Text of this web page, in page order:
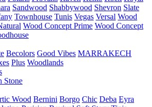
Sandwood Shabbywood Shevron Slate
Townhouse Tunis Vegas Versal Wood
Wood Concept Prime Wood Concept
Becolors Good Vibes MARRAKECH
Plus Woodlands
Stone
Wood Bernini Borgo Chic Deba Eyra